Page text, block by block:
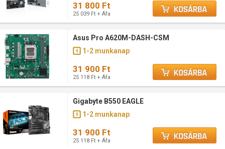
31 800 Ft
25 039 Ft + Áfa
Asus Pro A620M-DASH-CSM
1-2 munkanap
31 900 Ft
25 118 Ft + Áfa
Gigabyte B550 EAGLE
1-2 munkanap
31 900 Ft
25 118 Ft + Áfa